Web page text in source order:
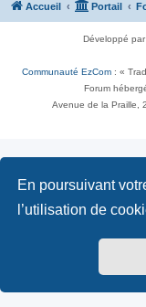
En poursuivant
l’utilisation de
Accueil Portail
Développé par
Communauté EzCom : «
Forum
Avenue de la Praille,